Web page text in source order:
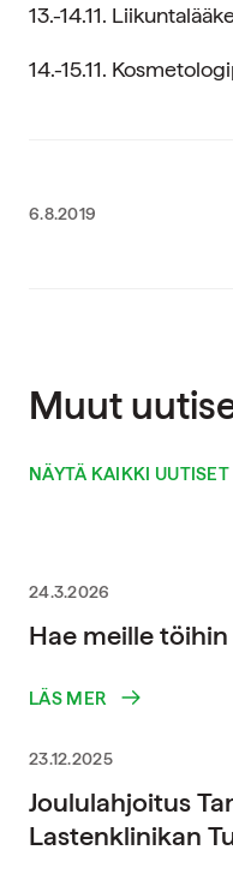
13.-14.11.
14.-15.11.
6.8.2019
Muut
NÄYTÄ KAIKKI UUTISET
24.3.2026
Hae meille
LÄS MER
23.12.2025
Joululahjoitus
Lastenklinikan